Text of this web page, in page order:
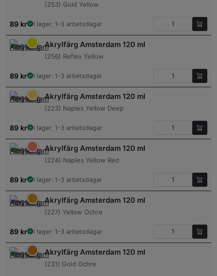
(253) Gold Yellow
89 kr I lager: 1-3 arbetsdagar
Akrylfärg Amsterdam 120 ml
(256) Reflex Yellow
89 kr I lager: 1-3 arbetsdagar
Akrylfärg Amsterdam 120 ml
(223) Naples Yellow Deep
89 kr I lager: 1-3 arbetsdagar
Akrylfärg Amsterdam 120 ml
(224) Naples Yellow Red
89 kr I lager: 1-3 arbetsdagar
Akrylfärg Amsterdam 120 ml
(227) Yellow Ochre
89 kr I lager: 1-3 arbetsdagar
Akrylfärg Amsterdam 120 ml
(231) Gold Ochre